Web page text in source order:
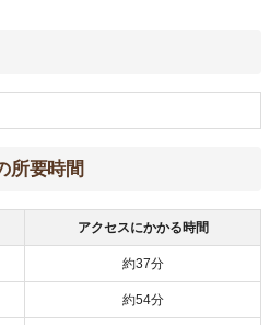
所要時間
アクセスにかかる時間
約37分
約54分